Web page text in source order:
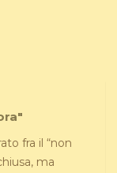
fra il “non
ma